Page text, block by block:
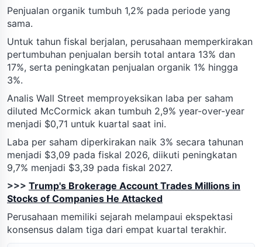
Penjualan organik tumbuh 1,2% pada periode yang
sama.
Untuk tahun fiskal berjalan, perusahaan memperkirakan
pertumbuhan penjualan bersih total antara 13% dan
17%, serta peningkatan penjualan organik 1% hingga
3%.
Analis Wall Street memproyeksikan laba per saham
diluted McCormick akan tumbuh 2,9% year-over-year
menjadi $0,71 untuk kuartal saat ini.
Laba per saham diperkirakan naik 3% secara tahunan
menjadi $3,09 pada fiskal 2026, diikuti peningkatan
9,7% menjadi $3,39 pada fiskal 2027.
>>> Trump's Brokerage Account Trades Millions in
Stocks of Companies He Attacked
Perusahaan memiliki sejarah melampaui ekspektasi
konsensus dalam tiga dari empat kuartal terakhir.